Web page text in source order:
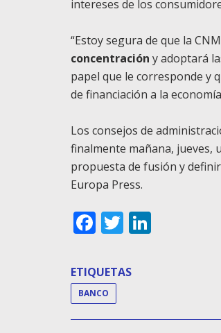
intereses de los
“Estoy segura de que la
concentración y adoptará
papel que le corresponde y
de financiación a la
Los consejos de
finalmente mañana, jueves,
propuesta de fusión y
Europa Press.
Facebook
Twitter
ETIQUETAS
BANCO